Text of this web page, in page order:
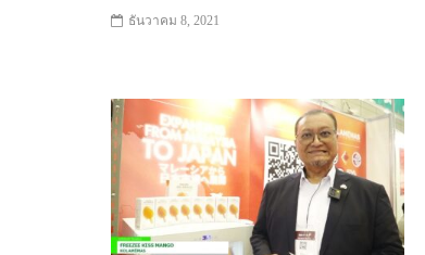
ธันวาคม 8, 2021